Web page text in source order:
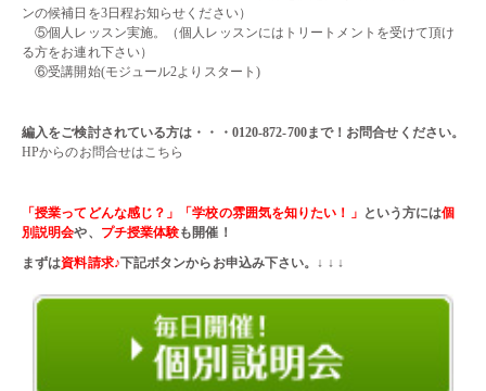
ンの候補日を3日程お知らせください）
⑤個人レッスン実施。（個人レッスンにはトリートメントを受けて頂け
る方をお連れ下さい）
⑥受講開始(モジュール2よりスタート)
編入をご検討されている方は・・・0120-872-700まで！お問合せください。
HPからのお問合せはこちら
「授業ってどんな感じ？」「学校の雰囲気を知りたい！」 という方には個
別説明会や、 プチ授業体験も開催！
まずは資料請求♪下記ボタンからお申込み下さい。↓ ↓ ↓